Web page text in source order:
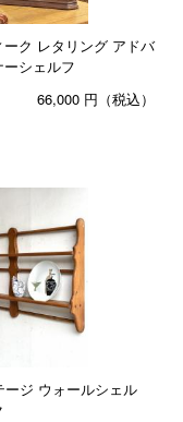
ク レタリング アドバ
シェルフ
66,000 円（税込）
ジ ウォールシェル